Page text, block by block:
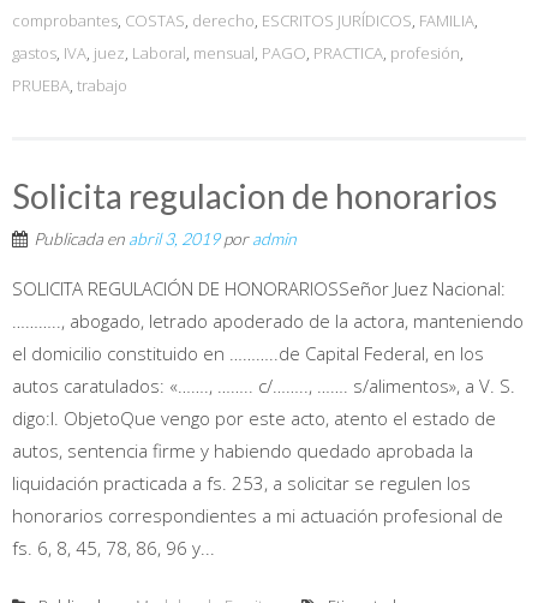
comprobantes, COSTAS, derecho, ESCRITOS JURÍDICOS, FAMILIA,
gastos, IVA, juez, Laboral, mensual, PAGO, PRACTICA, profesión,
PRUEBA, trabajo
Solicita regulacion de honorarios
Publicada en abril 3, 2019poradmin
SOLICITA REGULACIÓN DE HONORARIOSSeñor Juez Nacional:
……….., abogado, letrado apoderado de la actora, manteniendo
el domicilio constituido en ………..de Capital Federal, en los
autos caratulados: «……., …….. c/…….., ……. s/alimentos», a V. S.
digo:I. ObjetoQue vengo por este acto, atento el estado de
autos, sentencia firme y habiendo quedado aprobada la
liquidación practicada a fs. 253, a solicitar se regulen los
honorarios correspondientes a mi actuación profesional de
fs. 6, 8, 45, 78, 86, 96 y...